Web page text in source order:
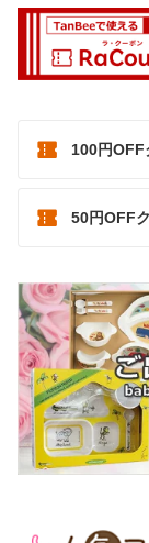
100円OFF
50円OFF